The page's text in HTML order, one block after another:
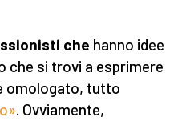
che hanno idee
che si trovi a esprimere
omologato, tutto
. Ovviamente,